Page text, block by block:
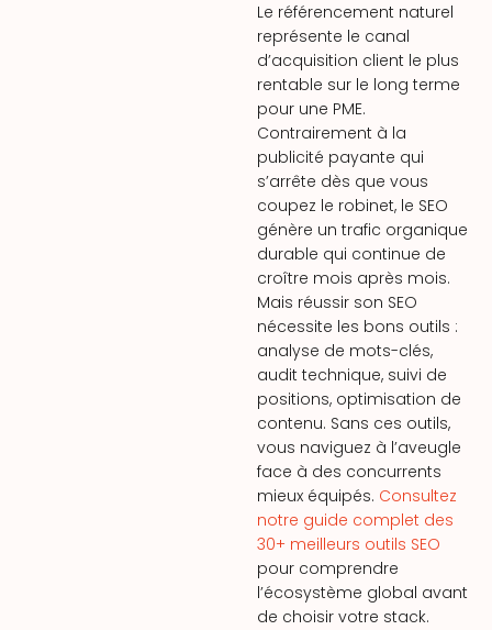
Le référencement naturel
représente le canal
d’acquisition client le plus
rentable sur le long terme
pour une PME.
Contrairement à la
publicité payante qui
s’arrête dès que vous
coupez le robinet, le SEO
génère un trafic organique
durable qui continue de
croître mois après mois.
Mais réussir son SEO
nécessite les bons outils :
analyse de mots-clés,
audit technique, suivi de
positions, optimisation de
contenu. Sans ces outils,
vous naviguez à l’aveugle
face à des concurrents
mieux équipés. Consultez
notre guide complet des
30+ meilleurs outils SEO
pour comprendre
l’écosystème global avant
de choisir votre stack.